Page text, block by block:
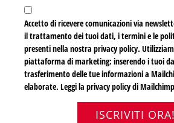
Accetto di ricevere comunicazioni via
il trattamento dei tuoi dati, i termini e le
presenti nella nostra privacy policy.
piattaforma di marketing: inserendo i tuoi
trasferimento delle tue informazioni a
elaborate. Leggi la privacy policy di Mailchimp
ISCRIVITI ORA!